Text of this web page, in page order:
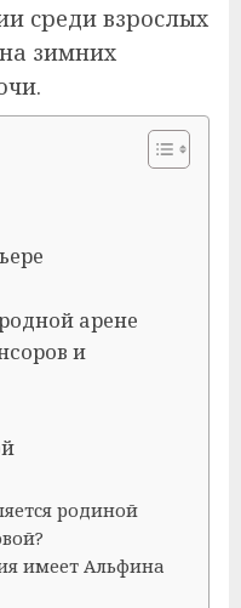
среди взрослых
зимних
арене
и
родиной
имеет Альфина